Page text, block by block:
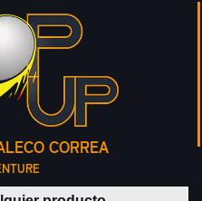
CORREA
productos